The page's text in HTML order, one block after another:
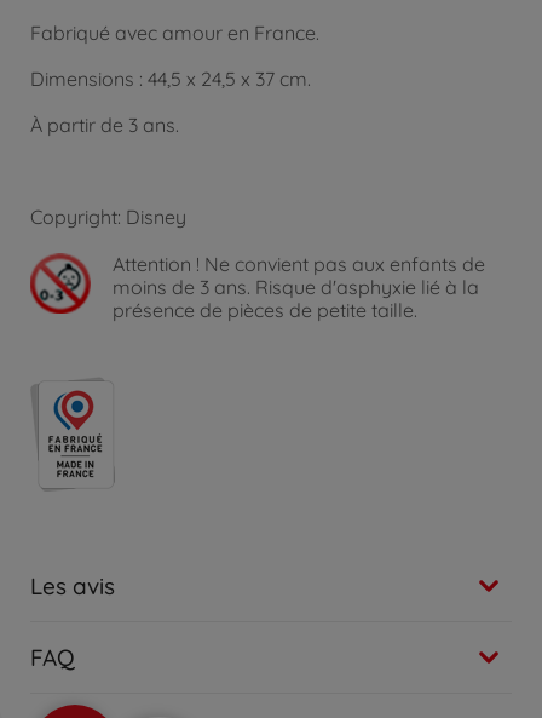
Fabriqué avec amour en France.
Dimensions : 44,5 x 24,5 x 37 cm.
À partir de 3 ans.
Copyright: Disney
Attention ! Ne convient pas aux enfants de
moins de 3 ans. Risque d'asphyxie lié à la
présence de pièces de petite taille.
Les avis
FAQ